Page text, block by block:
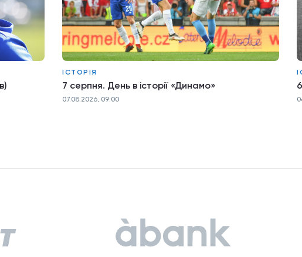
ІСТОРІЯ
7 серпня. День в історії «Динамо»
07.08.2026, 09:00